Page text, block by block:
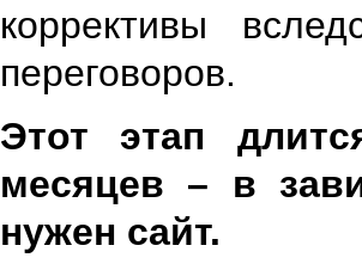
коррективы
переговоров.
Этот этап
месяцев – в
нужен сайт.